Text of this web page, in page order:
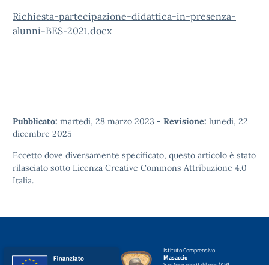
Richiesta-partecipazione-didattica-in-presenza-
alunni-BES-2021.docx
Pubblicato: martedì, 28 marzo 2023 - Revisione: lunedì, 22
dicembre 2025
Eccetto dove diversamente specificato, questo articolo è stato
rilasciato sotto Licenza Creative Commons Attribuzione 4.0
Italia.
Istituto Comprensivo
Masaccio